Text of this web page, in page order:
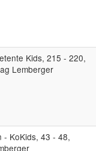
Kids, 215 - 220,
Lemberger
- KoKids, 43 - 48,